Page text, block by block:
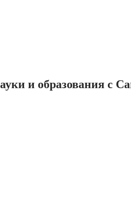
и образования с